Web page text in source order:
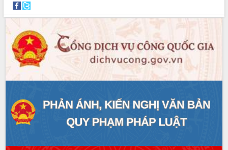
công tác cải cách thủ tục hành chính
tại Trung tâm Phục vụ hành chính
công tỉnh
Đắk Lắk: Tôn vinh 46 giải pháp tại Hội
thi Sáng tạo Kỹ thuật 2024 - 2025
Đắk Lắk rà soát, điều chỉnh Đề án 190
về phát triển nuôi trồng thủy sản
Trương Công Thái kiểm tra thực địa
Dự án cao tốc Khánh Hòa - Buôn Ma
Thuột
Định vị cà phê Việt Nam như một “di